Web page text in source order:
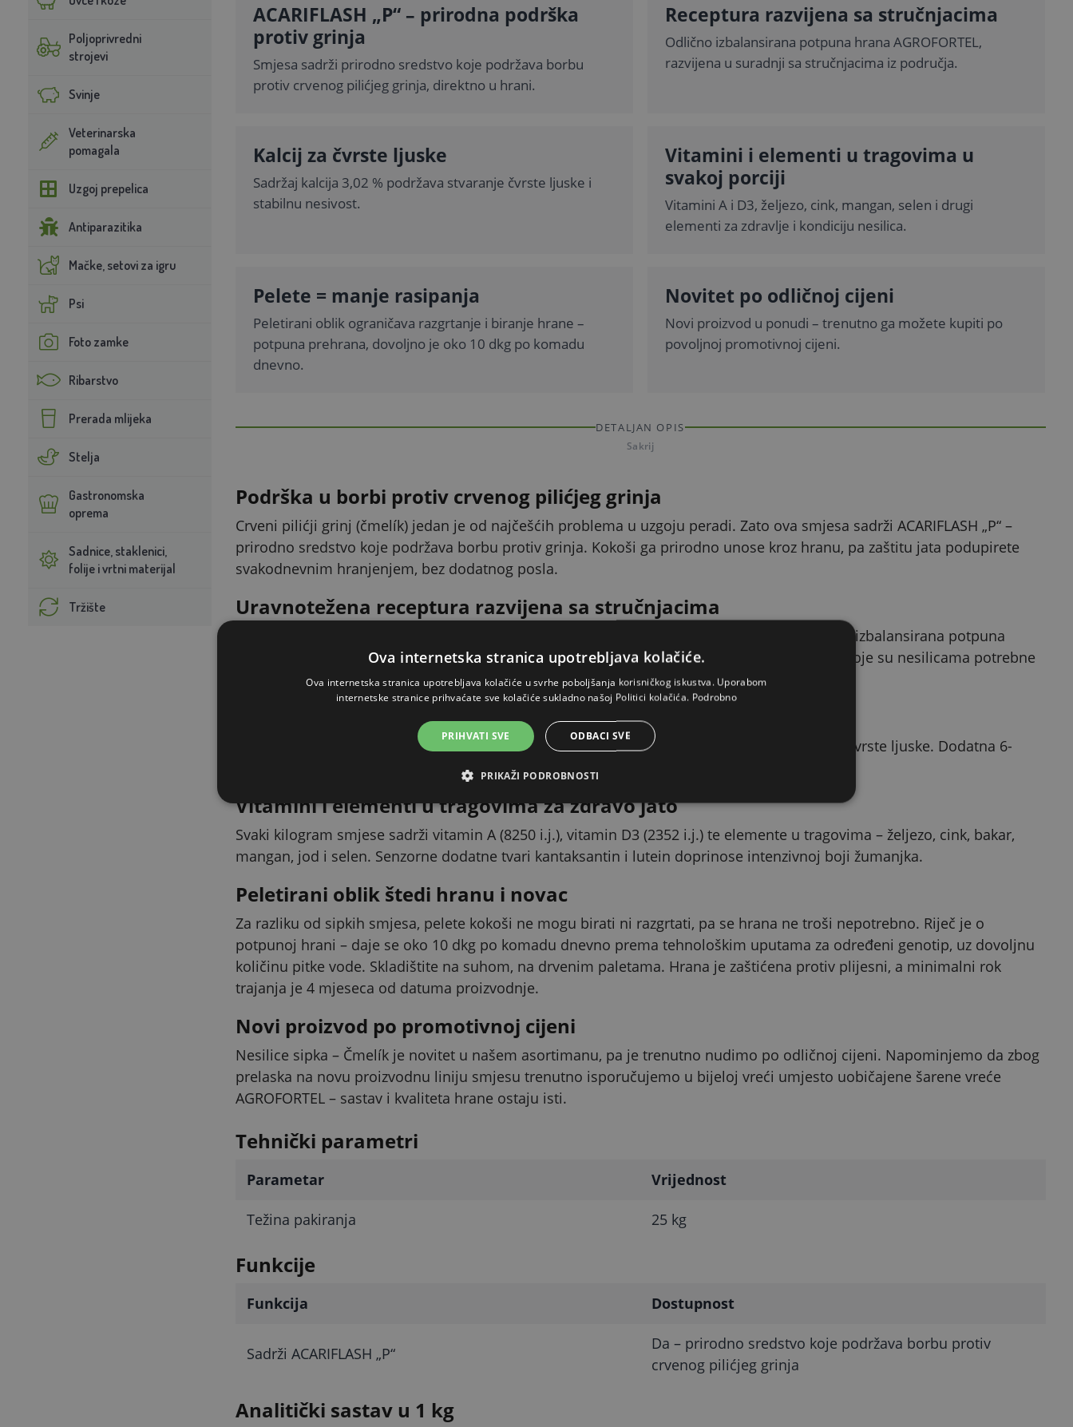
Poljoprivredni
strojevi
Svinje
Veterinarska
pomagala
Uzgoj prepelica
Antiparazitika
Mačke, setovi za igru
Psi
Foto zamke
Ribarstvo
Prerada mlijeka
Stelja
Gastronomska
oprema
Sadnice, staklenici,
folije i vrtni materijal
Tržište
ACARIFLASH „P“ – prirodna podrška
protiv grinja
Smjesa sadrži prirodno sredstvo koje podržava borbu
protiv crvenog pilićjeg grinja, direktno u hrani.
Receptura razvijena sa stručnjacima
Odlično izbalansirana potpuna hrana AGROFORTEL,
razvijena u suradnji sa stručnjacima iz područja.
Kalcij za čvrste ljuske
Sadržaj kalcija 3,02 % podržava stvaranje čvrste ljuske i
stabilnu nesivost.
Vitamini i elementi u tragovima u
svakoj porciji
Vitamini A i D3, željezo, cink, mangan, selen i drugi
elementi za zdravlje i kondiciju nesilica.
Pelete = manje rasipanja
Peletirani oblik ograničava razgrtanje i biranje hrane –
potpuna prehrana, dovoljno je oko 10 dkg po komadu
dnevno.
Novitet po odličnoj cijeni
Novi proizvod u ponudi – trenutno ga možete kupiti po
povoljnoj promotivnoj cijeni.
DETALJAN OPIS
Sakrij
Podrška u borbi protiv crvenog pilićjeg grinja
Crveni pilićji grinj (čmelík) jedan je od najčešćih problema u uzgoju peradi. Zato ova smjesa sadrži ACARIFLASH „P“ –
prirodno sredstvo koje podržava borbu protiv grinja. Kokoši ga prirodno unose kroz hranu, pa zaštitu jata podupirete
svakodnevnim hranjenjem, bez dodatnog posla.
Uravnotežena receptura razvijena sa stručnjacima
Na razvoju smjese surađivali smo sa stručnjacima za prehranu peradi. Rezultat je kvalitetno izbalansirana potpuna
hrana s 15,5 % sirovih proteina te aminokiselinama lizinom (0,75 %) i metioninom (0,33 %), koje su nesilicama potrebne
za stabilnu proizvodnju.
Čvrste ljuske zahvaljujući dobrom omjeru minerala
Sadržaj kalcija 3,02 % u kombinaciji s fosforom (0,45 %) i vitaminom D3 podržava stvaranje čvrste ljuske. Dodatna 6-
fitaza dodatno poboljšava iskoristivost fosfora iz hrane.
Vitamini i elementi u tragovima za zdravo jato
Svaki kilogram smjese sadrži vitamin A (8250 i.j.), vitamin D3 (2352 i.j.) te elemente u tragovima – željezo, cink, bakar,
mangan, jod i selen. Senzorne dodatne tvari kantaksantin i lutein doprinose intenzivnoj boji žumanjka.
Peletirani oblik štedi hranu i novac
Za razliku od sipkih smjesa, pelete kokoši ne mogu birati ni razgrtati, pa se hrana ne troši nepotrebno. Riječ je o
potpunoj hrani – daje se oko 10 dkg po komadu dnevno prema tehnološkim uputama za određeni genotip, uz dovoljnu
količinu pitke vode. Skladištite na suhom, na drvenim paletama. Hrana je zaštićena protiv plijesni, a minimalni rok
trajanja je 4 mjeseca od datuma proizvodnje.
Novi proizvod po promotivnoj cijeni
Nesilice sipka – Čmelík je novitet u našem asortimanu, pa je trenutno nudimo po odličnoj cijeni. Napominjemo da zbog
prelaska na novu proizvodnu liniju smjesu trenutno isporučujemo u bijeloj vreći umjesto uobičajene šarene vreće
AGROFORTEL – sastav i kvaliteta hrane ostaju isti.
Tehnički parametri
Parametar Vrijednost
Težina pakiranja 25 kg
Funkcije
Funkcija Dostupnost
Sadrži ACARIFLASH „P“
Da – prirodno sredstvo koje podržava borbu protiv
crvenog pilićjeg grinja
Analitički sastav u 1 kg
Ova internetska stranica upotrebljava kolačiće.
Ova internetska stranica upotrebljava kolačiće u svrhe poboljšanja korisničkog iskustva. Uporabom
internetske stranice prihvaćate sve kolačiće sukladno našoj Politici kolačića. Podrobno
PRIHVATI SVE ODBACI SVE
PRIKAŽI PODROBNOSTI